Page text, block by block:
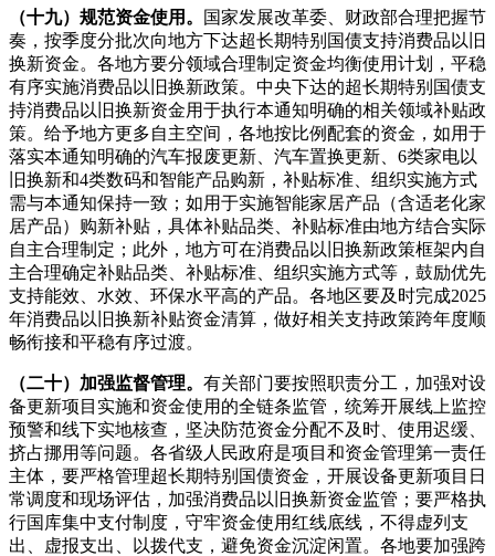
（十九）规范资金使用。
国家发展改革委、财政部合理把握节
奏，按季度分批次向地方下达超长期特别国债支持消费品以旧
换新资金。各地方要分领域合理制定资金均衡使用计划，平稳
有序实施消费品以旧换新政策。中央下达的超长期特别国债支
持消费品以旧换新资金用于执行本通知明确的相关领域补贴政
策。给予地方更多自主空间，各地按比例配套的资金，如用于
落实本通知明确的汽车报废更新、汽车置换更新、6类家电以
旧换新和4类数码和智能产品购新，补贴标准、组织实施方式
需与本通知保持一致；如用于实施智能家居产品（含适老化家
居产品）购新补贴，具体补贴品类、补贴标准由地方结合实际
自主合理制定；此外，地方可在消费品以旧换新政策框架内自
主合理确定补贴品类、补贴标准、组织实施方式等，鼓励优先
支持能效、水效、环保水平高的产品。各地区要及时完成2025
年消费品以旧换新补贴资金清算，做好相关支持政策跨年度顺
畅衔接和平稳有序过渡。
（二十）加强监督管理。 有关部门要按照职责分工，加强对设
备更新项目实施和资金使用的全链条监管，统筹开展线上监控
预警和线下实地核查，坚决防范资金分配不及时、使用迟缓、
挤占挪用等问题。各省级人民政府是项目和资金管理第一责任
主体，要严格管理超长期特别国债资金，开展设备更新项目日
常调度和现场评估，加强消费品以旧换新资金监管；要严格执
行国库集中支付制度，守牢资金使用红线底线，不得虚列支
出、虚报支出、以拨代支，避免资金沉淀闲置。各地要加强跨